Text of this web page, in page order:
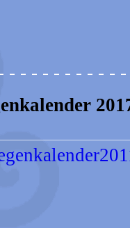
- - - - - - - - - -